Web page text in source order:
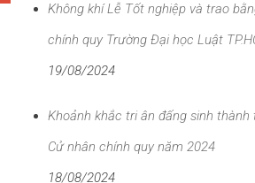
Không khí Lễ Tốt nghiệp và trao
chính quy Trường Đại học Luật
19/08/2024
Khoảnh khắc tri ân đấng sinh
Cử nhân chính quy năm 2024
18/08/2024